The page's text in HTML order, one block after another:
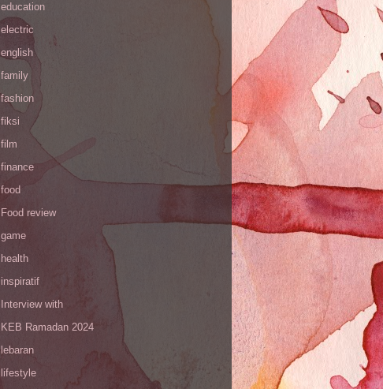
education
electric
english
family
fashion
fiksi
film
finance
food
Food review
game
health
inspiratif
Interview with
KEB Ramadan 2024
lebaran
lifestyle